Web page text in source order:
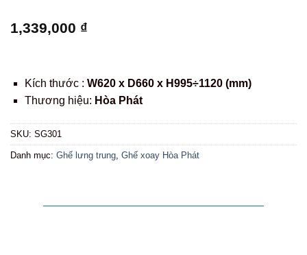
1,339,000 ₫
Kích thước : W620 x D660 x H995÷1120 (mm)
Thương hiệu: Hòa Phát
SKU: SG301
Danh mục: Ghế lưng trung Ghế xoay Hòa Phát